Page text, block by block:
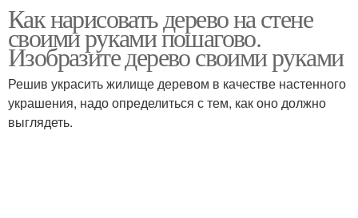
Как нарисовать дерево на стене
своими руками пошагово.
Изобразите дерево своими руками
Решив украсить жилище деревом в качестве настенного
украшения, надо определиться с тем, как оно должно
выглядеть.